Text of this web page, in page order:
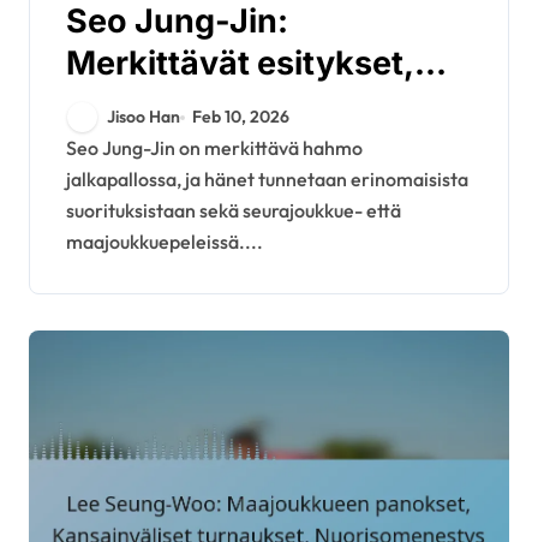
Seo Jung-Jin:
Merkittävät esitykset,
Klubin panokset,
Kansainvälinen vaikutus
Jisoo Han Feb 10, 2026
Seo Jung-Jin on merkittävä hahmo
jalkapallossa, ja hänet tunnetaan erinomaisista
suorituksistaan sekä seurajoukkue- että
maajoukkuepeleissä....